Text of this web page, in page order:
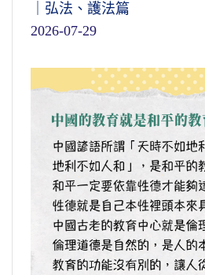
｜弘法、護法篇
2026-07-29